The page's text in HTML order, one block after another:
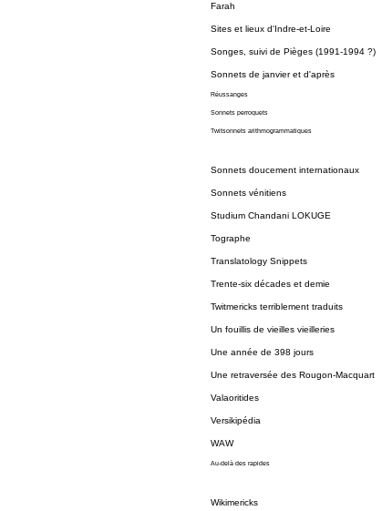
Farah
Sites et lieux d'Indre-et-Loire
Songes, suivi de Pièges (1991-1994 ?)
Sonnets de janvier et d'après
Réussanges
Sonnets perroquets
Twitsonnets arithmogrammatiques
Sonnets doucement internationaux
Sonnets vénitiens
Studium Chandani LOKUGE
Tographe
Translatology Snippets
Trente-six décades et demie
Twitmericks terriblement traduits
Un fouillis de vieilles vieilleries
Une année de 398 jours
Une retraversée des Rougon-Macquart
Valaoritides
Versikipédia
WAW
Au-delà des rapides
Wikimericks